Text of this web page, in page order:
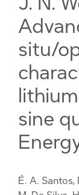
situ/
sine
É. A. Santos,